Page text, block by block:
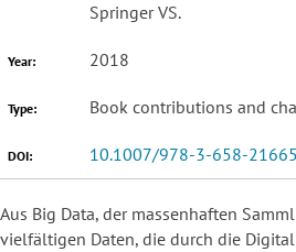
Springer VS.
Year: 2018
Type: Book contributions and
DOI: 10.1007/978-3-658-
Aus Big Data, der massenhaften
vielfältigen Daten, die durch die